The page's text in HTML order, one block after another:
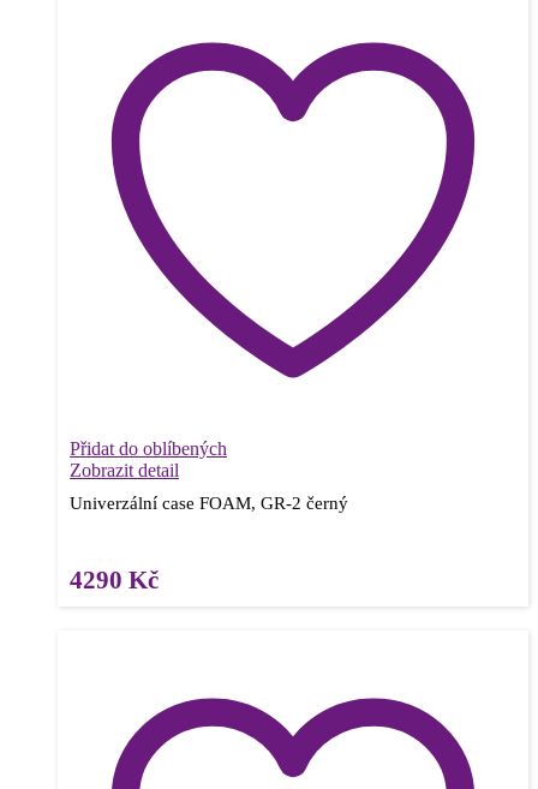
Přidat do oblíbených
Zobrazit detail
Univerzální case FOAM, GR-2 černý
4290 Kč